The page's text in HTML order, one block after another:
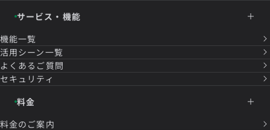
サービス・機能
機能一覧
活用シーン一覧
よくあるご質問
セキュリティ
料金
料金のご案内